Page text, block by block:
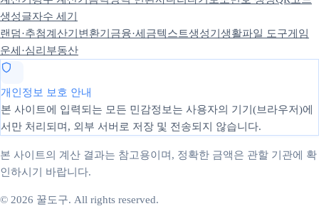
생성글자수 세기
랜덤·추첨계산기 변환기 금융·세금텍스트생성기 생활파일 도구게임
운세·심리 부동산
개인정보 보호 안내
본 사이트에 입력되는 모든 민감정보는 사용자의 기기(브라우저)에
서만 처리되며, 외부 서버로 저장 및 전송되지 않습니다.
본 사이트의 계산 결과는 참고용이며, 정확한 금액은 관할 기관에 확
인하시기 바랍니다.
© 2026 꿀도구. All rights reserved.